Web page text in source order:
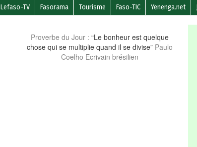
Lefaso-TV Fasorama Tourisme Faso-TIC Yenenga.net
Proverbe du Jour : “Le bonheur est quelque
chose qui se multiplie quand il se divise” Paulo
Coelho Ecrivain brésilien